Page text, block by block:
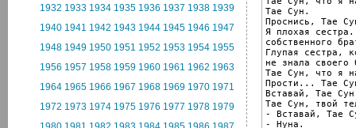
1932 1933 1934 1935 1936 1937 1938 1939
1940 1941 1942 1943 1944 1945 1946 1947
1948 1949 1950 1951 1952 1953 1954 1955
1956 1957 1958 1959 1960 1961 1962 1963
1964 1965 1966 1967 1968 1969 1970 1971
1972 1973 1974 1975 1976 1977 1978 1979
Тае Сун.
Проснись, Тае
Я плохая
собственного
Глупая сестра,
не знала своего
Тае Сун, что я
Прости... Тае
Вставай, Тае
Тае Сун, твой
- Вставай, Тае
- Нуна.